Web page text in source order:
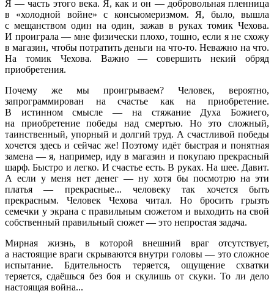
Я — часть этого века. Я, как и он — добровольная пленница
в «холодной войне» с консьюмеризмом. Я, было, вышла
с мещанством один на один, зажав в руках томик Чехова.
И проиграла — мне физически плохо, тошно, если я не схожу
в магазин, чтобы потратить деньги на что-то. Неважно на что.
На томик Чехова. Важно — совершить некий обряд
приобретения.
Почему же мы проигрываем? Человек, вероятно,
запрограммирован на счастье как на приобретение.
В истинном смысле — на стяжание Духа Божиего,
на приобретение победы над смертью. Но это сложный,
таинственный, упорный и долгий труд. А счастливой победы
хочется здесь и сейчас же! Поэтому идёт быстрая и понятная
замена — я, например, иду в магазин и покупаю прекрасный
шарф. Быстро и легко. И счастье есть. В руках. На шее. Давит.
А если у меня нет денег — ну хотя бы посмотрю на эти
платья — прекрасные... человеку так хочется быть
прекрасным. Человек Чехова читал. Но бросить грызть
семечки у экрана с правильным сюжетом и выходить на свой
собственный правильный сюжет — это непростая задача.
Мирная жизнь, в которой внешний враг отсутствует,
а настоящие враги скрываются внутри головы — это сложное
испытание. Бдительность теряется, ощущение схватки
теряется, сдаёшься без боя и скулишь от скуки. То ли дело
настоящая война...